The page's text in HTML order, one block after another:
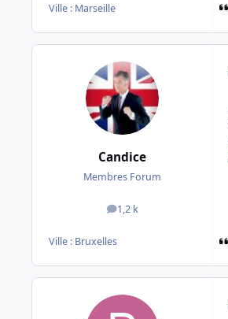
Ville : Marseille
Candice
Membres Forum
1,2 k
messages
Ville : Bruxelles